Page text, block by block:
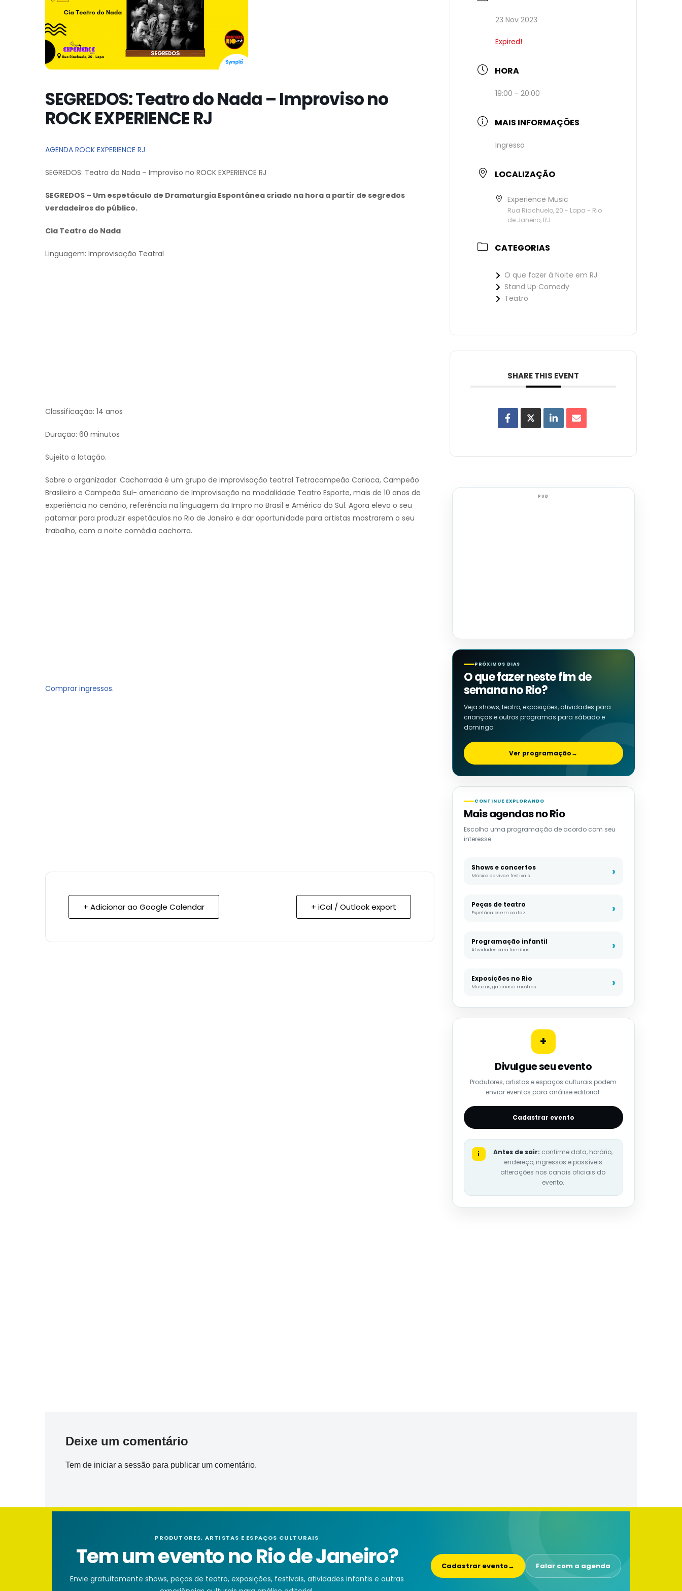
SEGREDOS: Teatro do Nada – Improviso no
ROCK EXPERIENCE RJ
AGENDA ROCK EXPERIENCE RJ
SEGREDOS: Teatro do Nada – Improviso no ROCK EXPERIENCE RJ
SEGREDOS – Um espetáculo de Dramaturgia Espontânea criado na hora a partir de segredos
verdadeiros do público.
Cia Teatro do Nada
Linguagem: Improvisação Teatral
Classificação: 14 anos
Duração: 60 minutos
Sujeito a lotação.
Sobre o organizador: Cachorrada é um grupo de improvisação teatral Tetracampeão Carioca, Campeão
Brasileiro e Campeão Sul- americano de Improvisação na modalidade Teatro Esporte, mais de 10 anos de
experiência no cenário, referência na linguagem da Impro no Brasil e América do Sul. Agora eleva o seu
patamar para produzir espetáculos no Rio de Janeiro e dar oportunidade para artistas mostrarem o seu
trabalho, com a noite comédia cachorra.
Comprar ingressos.
+ Adicionar ao Google Calendar + iCal / Outlook export
23 Nov 2023
Expired!
HORA
19:00 - 20:00
MAIS INFORMAÇÕES
Ingresso
LOCALIZAÇÃO
Experience Music
Rua Riachuelo, 20 - Lapa - Rio
de Janeiro, RJ
CATEGORIAS
O que fazer à Noite em RJ
Stand Up Comedy
Teatro
SHARE THIS EVENT
PUB
PRÓXIMOS DIAS
O que fazer neste fim de
semana no Rio?
Veja shows, teatro, exposições, atividades para
crianças e outros programas para sábado e
domingo.
Ver programação→
CONTINUE EXPLORANDO
Mais agendas no Rio
Escolha uma programação de acordo com seu
interesse.
Shows e concertos
Música ao vivo e festivais
Peças de teatro
Espetáculos em cartaz
Programação infantil
Atividades para famílias
Exposições no Rio
Museus, galerias e mostras
+
Divulgue seu evento
Produtores, artistas e espaços culturais podem
enviar eventos para análise editorial.
Cadastrar evento
i Antes de sair: confirme data, horário,
endereço, ingressos e possíveis
alterações nos canais oficiais do
evento.
Deixe um comentário
Tem de iniciar a sessão para publicar um comentário.
PRODUTORES, ARTISTAS E ESPAÇOS CULTURAIS
Tem um evento no Rio de Janeiro?
Envie gratuitamente shows, peças de teatro, exposições, festivais, atividades infantis e outras
Cadastrar evento→ Falar com a agenda